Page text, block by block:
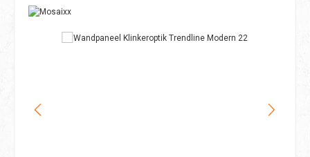
Bildergalerie überspringen